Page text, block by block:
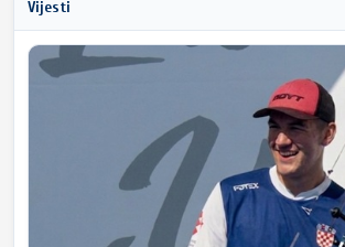
Vijesti